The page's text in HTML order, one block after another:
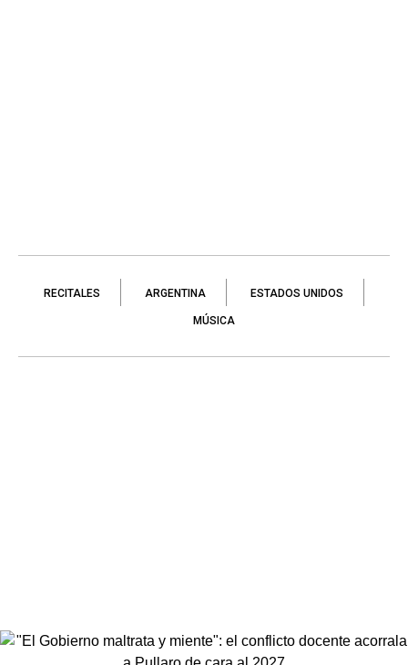
RECITALES ARGENTINA ESTADOS UNIDOS
MÚSICA